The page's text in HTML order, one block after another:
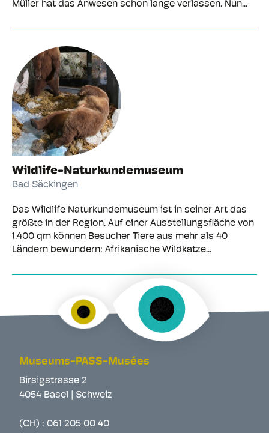
Müller hat das Anwesen schon lange verlassen. Nun...
Wildlife-Naturkundemuseum
Bad Säckingen
Das Wildlife Naturkundemuseum ist in seiner Art das
größte in der Region. Auf einer Ausstellungsfläche von
1.400 qm können Besucher Tiere aus mehr als 40
Ländern bewundern: Afrikanische Wildkatze...
Museums-PASS-Musées
Birsigstrasse 2
4054 Basel | Schweiz
(CH) : 061 205 00 40